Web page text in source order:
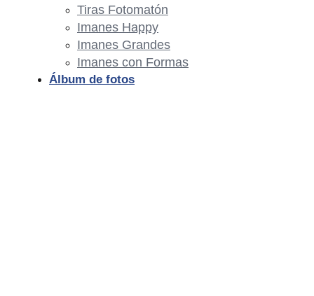
Tiras Fotomatón
Imanes Happy
Imanes Grandes
Imanes con Formas
Álbum de fotos